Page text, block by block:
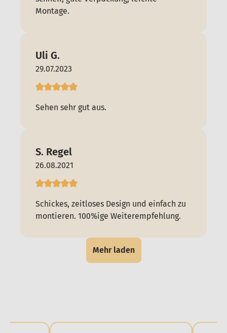
Montage.
Uli G.
29.07.2023
Sehen sehr gut aus.
S. Regel
26.08.2021
Schickes, zeitloses Design und einfach zu
montieren. 100%ige Weiterempfehlung.
Mehr laden